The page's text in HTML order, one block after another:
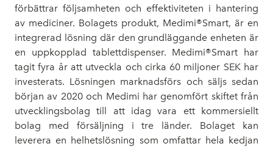
förbättrar följsamheten och effektiviteten i hantering
av mediciner. Bolagets produkt, Medimi®Smart, är en
integrerad lösning där den grundläggande enheten är
en uppkopplad tablettdispenser. Medimi®Smart har
tagit fyra år att utveckla och cirka 60 miljoner SEK har
investerats. Lösningen marknadsförs och säljs sedan
början av 2020 och Medimi har genomfört skiftet från
utvecklingsbolag till att idag vara ett kommersiellt
bolag med försäljning i tre länder. Bolaget kan
leverera en helhetslösning som omfattar hela kedjan